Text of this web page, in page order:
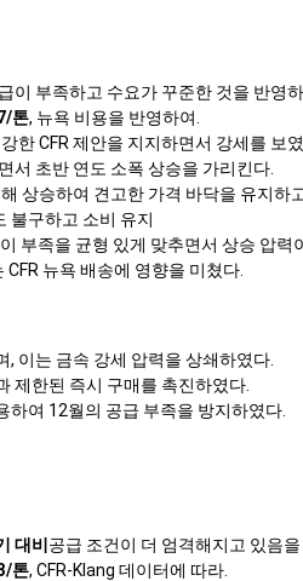
이 부족하고 수요가 꾸준한 것을 반영하
톤, 뉴욕 비용을 반영하여.
한 CFR 제안을 지지하면서 강세를 보
서 초반 연도 소폭 상승을 가리킨다.
상승하여 견고한 가격 바닥을 유지하
불구하고 소비 유지
부족을 균형 있게 맞추면서 상승 압력
뉴욕 배송에 영향을 미쳤다.
이는 금속 강세 압력을 상쇄하였다.
제한된 즉시 구매를 촉진하였다.
여 12월의 공급 부족을 방지하였다.
대비 공급 조건이 더 엄격해지고 있음을
톤, CFR-Klang 데이터에 따라.